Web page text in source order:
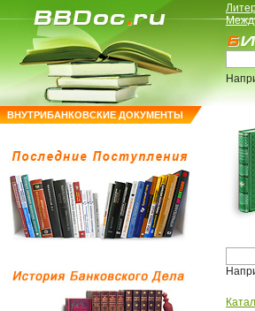
ВНУТРИБАНКОВСКИЕ ДОКУМЕНТЫ